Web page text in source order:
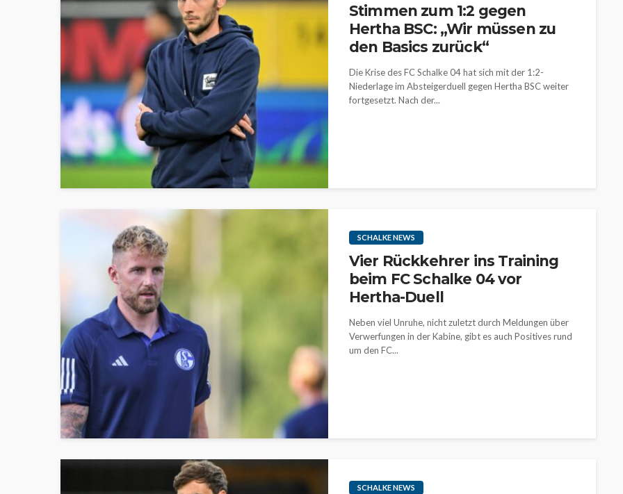
Stimmen zum 1:2 gegen
Hertha BSC: „Wir müssen zu
den Basics zurück“
Die Krise des FC Schalke 04 hat sich mit der 1:2-
Niederlage im Absteigerduell gegen Hertha BSC weiter
fortgesetzt. Nach der...
SCHALKE NEWS
Vier Rückkehrer ins Training
beim FC Schalke 04 vor
Hertha-Duell
Neben viel Unruhe, nicht zuletzt durch Meldungen über
Verwerfungen in der Kabine, gibt es auch Positives rund
um den FC...
SCHALKE NEWS